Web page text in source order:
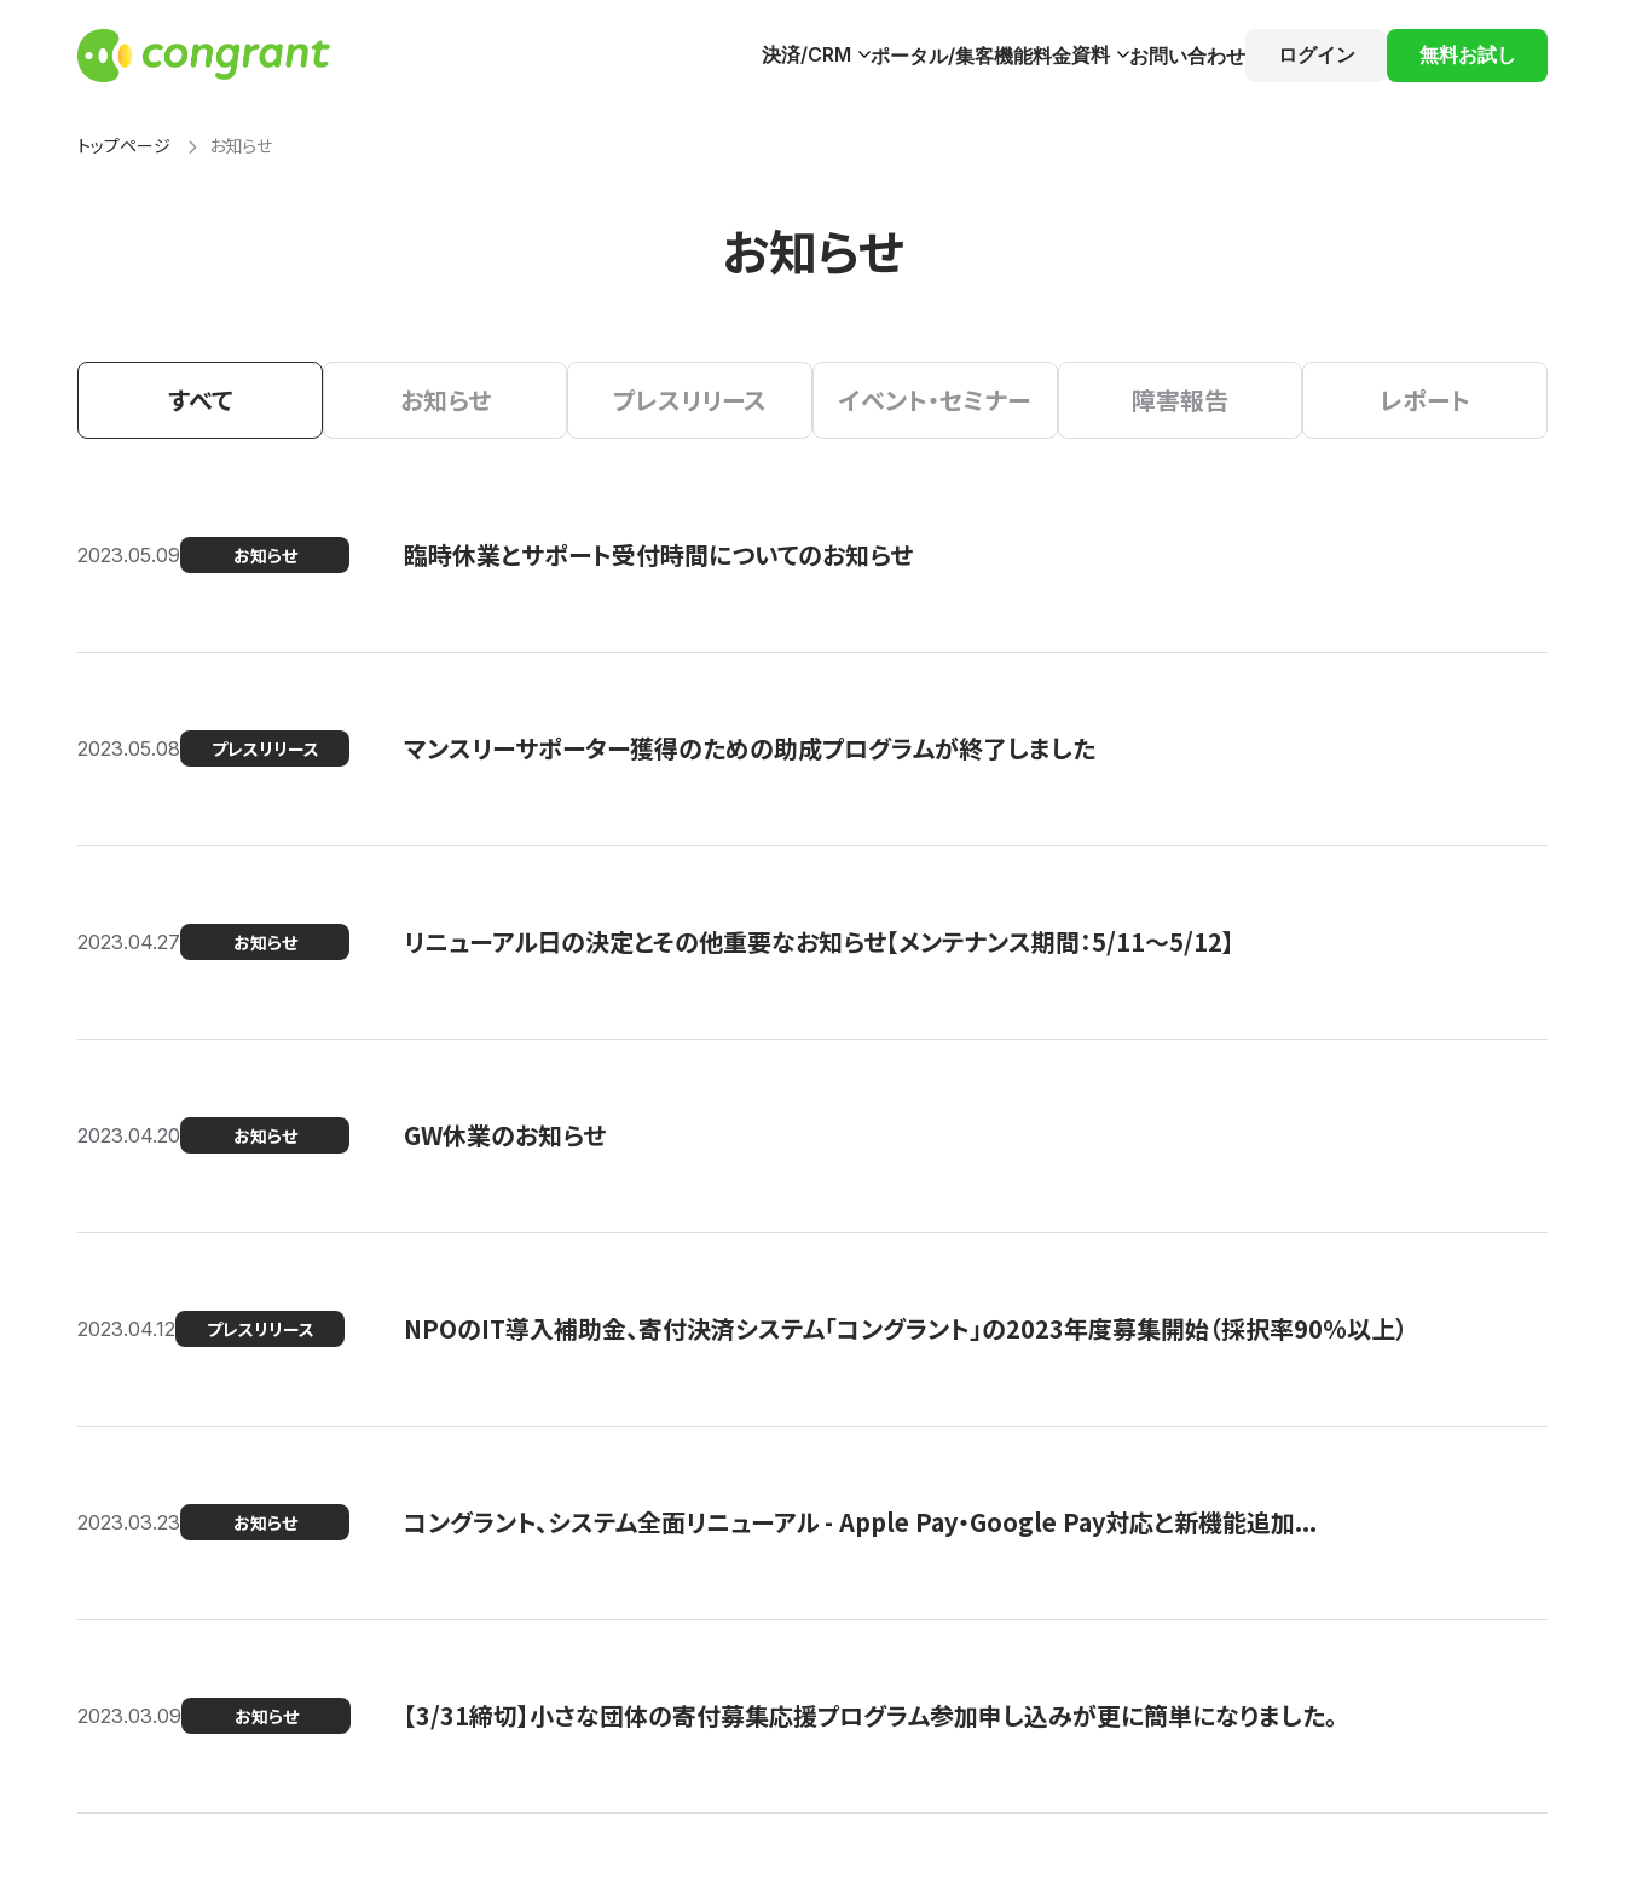
決済/CRM ポータル/集客機能料金資料 お問い合わせ ログイン 無料お試し
トップページ お知らせ
お知らせ
すべて お知らせ プレスリリース イベント・セミナー 障害報告 レポート
2023.05.09 お知らせ 臨時休業とサポート受付時間についてのお知らせ
2023.05.08 プレスリリース マンスリーサポーター獲得のための助成プログラムが終了しました
2023.04.27 お知らせ リニューアル日の決定とその他重要なお知らせ【メンテナンス期間：5/11～5/12】
2023.04.20 お知らせ GW休業のお知らせ
2023.04.12 プレスリリース NPOのIT導入補助金、寄付決済システム「コングラント」の2023年度募集開始（採択率90%以上）
2023.03.23 お知らせ コングラント、システム全面リニューアル - Apple Pay・Google Pay対応と新機能追加...
2023.03.09 お知らせ 【3/31締切】小さな団体の寄付募集応援プログラム参加申し込みが更に簡単になりました。